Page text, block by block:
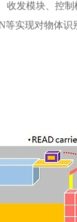
收发模块、控
等实现对物体识